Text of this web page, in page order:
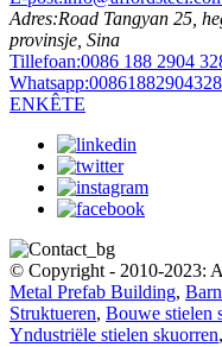
Adres:Road Tangyan 25,
provinsje, Sina
Tillefoan:0086 188 2904
Whatsapp:
ENKÊTE
© Copyright - 2010-2023:
Metal Prefab Building,
Struktueren, Bouwe stielen
Yndustriële stielen skuorren,